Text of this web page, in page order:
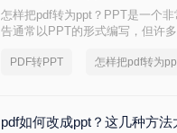
怎样把pdf转为ppt？PPT是一个
告通常以PPT的形式编写，但许
图文教程。
PDF转PPT 怎样把pdf转为
pdf如何改成ppt？这几种方法